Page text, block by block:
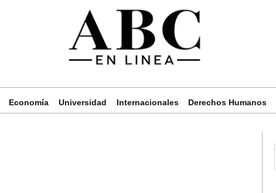
Economía Universidad Internacionales Derechos Humanos